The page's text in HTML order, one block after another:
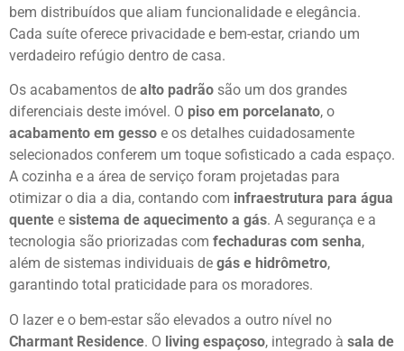
bem distribuídos que aliam funcionalidade e elegância.
Cada suíte oferece privacidade e bem-estar, criando um
verdadeiro refúgio dentro de casa.
Os acabamentos de alto padrão são um dos grandes
diferenciais deste imóvel. O piso em porcelanato, o
acabamento em gesso e os detalhes cuidadosamente
selecionados conferem um toque sofisticado a cada espaço.
A cozinha e a área de serviço foram projetadas para
otimizar o dia a dia, contando com infraestrutura para água
quente e sistema de aquecimento a gás. A segurança e a
tecnologia são priorizadas com fechaduras com senha,
além de sistemas individuais de gás e hidrômetro,
garantindo total praticidade para os moradores.
O lazer e o bem-estar são elevados a outro nível no
Charmant Residence. O living espaçoso, integrado à sala de